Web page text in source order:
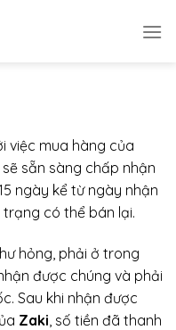
việc mua hàng của
sẵn sàng chấp nhận
ngày kể từ ngày nhận
có thể bán lại.
hỏng, phải ở trong
được chúng và phải
Sau khi nhận được
Zaki , số tiền đã thanh